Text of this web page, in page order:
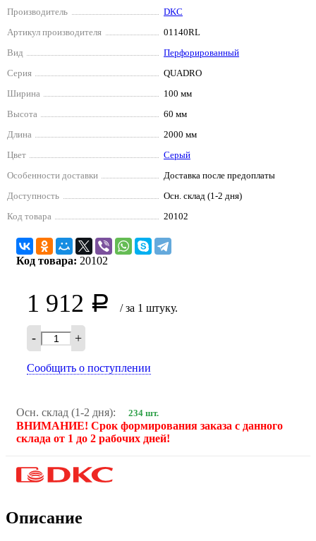
Производитель
DKC
Артикул производителя
01140RL
Вид
Перфорированный
Серия
QUADRO
Ширина
100 мм
Высота
60 мм
Длина
2000 мм
Цвет
Серый
Особенности доставки
Доставка после предоплаты
Доступность
Осн. склад (1-2 дня)
Код товара
20102
Код товара: 20102
1 912 Р / за 1 штуку.
- +
Сообщить о поступлении
Осн. склад (1-2 дня): 234 шт.
ВНИМАНИЕ! Срок формирования заказа с данного
склада от 1 до 2 рабочих дней!
Описание